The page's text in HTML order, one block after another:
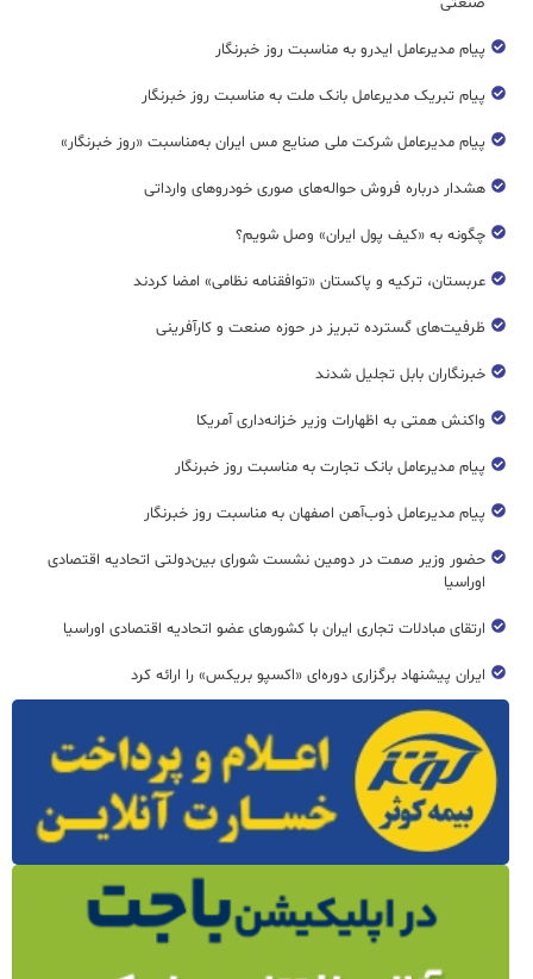
پیام مدیرعامل ایدرو به مناسبت روز خبرنگار
پیام تبریک مدیرعامل بانک ملت به مناسبت روز خبرنگار
پیام مدیرعامل شرکت ملی صنایع مس ایران به‌مناسبت «روز خبرنگار»
هشدار درباره فروش حواله‌های صوری خودروهای وارداتی
چگونه به «کیف پول ایران» وصل شویم؟
عربستان، ترکیه و پاکستان «توافقنامه نظامی» امضا کردند
ظرفیت‌های گسترده‌ تبریز در حوزه صنعت و کارآفرینی
خبرنگاران بابل تجلیل شدند
واکنش همتی به اظهارات وزیر خزانه‌داری آمریکا
پیام مدیرعامل بانک تجارت به مناسبت روز خبرنگار
پیام مدیرعامل ذوب‌آهن اصفهان به مناسبت روز خبرنگار
حضور وزیر صمت در دومین نشست شورای بین‌دولتی اتحادیه اقتصادی
اوراسیا
ارتقای مبادلات تجاری ایران با کشورهای عضو اتحادیه اقتصادی اوراسیا
ایران پیشنهاد برگزاری دوره‌ای «اکسپو بریکس» را ارائه کرد